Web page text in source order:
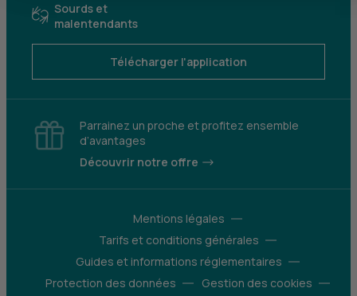
Sourds et
malentendants
Télécharger l'application
Parrainez un proche et profitez ensemble
d’avantages
Découvrir notre offre
Mentions légales
Tarifs et conditions générales
Guides et informations réglementaires
Protection des données
Gestion des cookies